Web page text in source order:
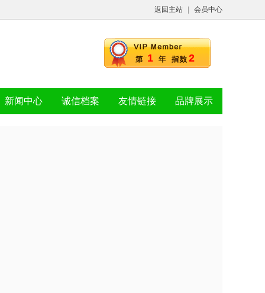
返回主站 会员中心
1 2
新闻中心 诚信档案 友情链接 品牌展示